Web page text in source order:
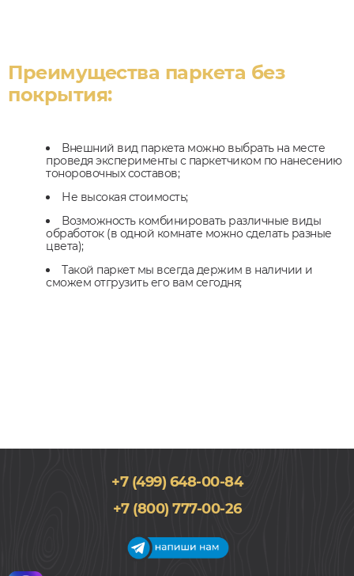
Преимущества паркета без
покрытия:
Внешний вид паркета можно выбрать на месте
проведя эксперименты с паркетчиком по нанесению
тоноровочных составов;
Не высокая стоимость;
Возможность комбинировать различные виды
обработок (в одной комнате можно сделать разные
цвета);
Такой паркет мы всегда держим в наличии и
сможем отгрузить его вам сегодня;
+7 (499) 648-00-84
+7 (800) 777-00-26